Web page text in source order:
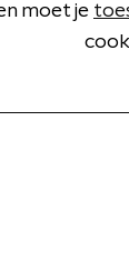
moet je